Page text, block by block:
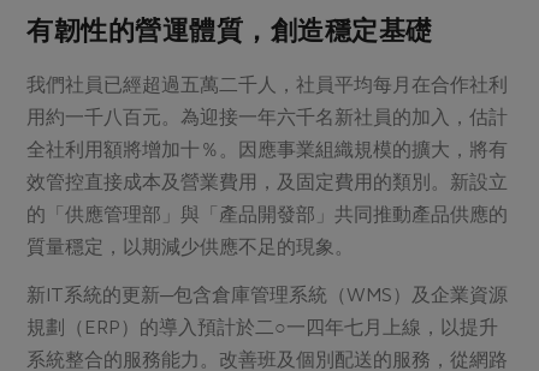
有韌性的營運體質，創造穩定基礎
我們社員已經超過五萬二千人，社員平均每月在合作社利
用約一千八百元。為迎接一年六千名新社員的加入，估計
全社利用額將增加十％。因應事業組織規模的擴大，將有
效管控直接成本及營業費用，及固定費用的類別。新設立
的「供應管理部」與「產品開發部」共同推動產品供應的
質量穩定，以期減少供應不足的現象。
新IT系統的更新─包含倉庫管理系統（WMS）及企業資源
規劃（ERP）的導入預計於二○一四年七月上線，以提升
系統整合的服務能力。改善班及個別配送的服務，從網路